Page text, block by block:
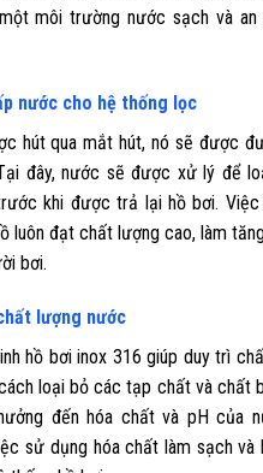
môi trường nước sạch và
nước cho hệ thống lọc
hút qua mắt hút, nó sẽ được
đây, nước sẽ được xử lý để
khi được trả lại hồ bơi. Việc
luôn đạt chất lượng cao, làm
bơi.
lượng nước
hồ bơi inox 316 giúp duy trì
loại bỏ các tạp chất và chất
đến hóa chất và pH của
sử dụng hóa chất làm sạch